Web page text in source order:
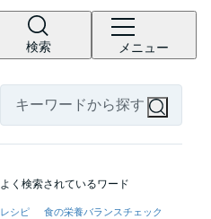
検索 メニュー
よく検索されているワード
レシピ 食の栄養バランスチェック
LANGUAGE